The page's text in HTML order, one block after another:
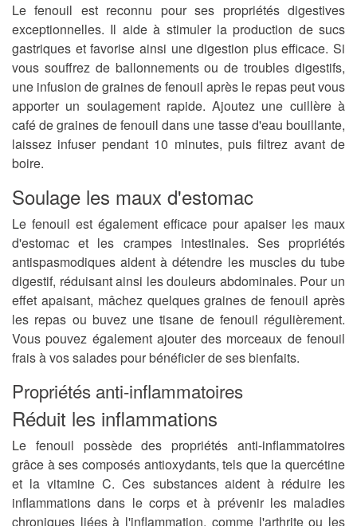
Le fenouil est reconnu pour ses propriétés digestives
exceptionnelles. Il aide à stimuler la production de sucs
gastriques et favorise ainsi une digestion plus efficace. Si
vous souffrez de ballonnements ou de troubles digestifs,
une infusion de graines de fenouil après le repas peut vous
apporter un soulagement rapide. Ajoutez une cuillère à
café de graines de fenouil dans une tasse d'eau bouillante,
laissez infuser pendant 10 minutes, puis filtrez avant de
boire.
Soulage les maux d'estomac
Le fenouil est également efficace pour apaiser les maux
d'estomac et les crampes intestinales. Ses propriétés
antispasmodiques aident à détendre les muscles du tube
digestif, réduisant ainsi les douleurs abdominales. Pour un
effet apaisant, mâchez quelques graines de fenouil après
les repas ou buvez une tisane de fenouil régulièrement.
Vous pouvez également ajouter des morceaux de fenouil
frais à vos salades pour bénéficier de ses bienfaits.
Propriétés anti-inflammatoires
Réduit les inflammations
Le fenouil possède des propriétés anti-inflammatoires
grâce à ses composés antioxydants, tels que la quercétine
et la vitamine C. Ces substances aident à réduire les
inflammations dans le corps et à prévenir les maladies
chroniques liées à l'inflammation, comme l'arthrite ou les